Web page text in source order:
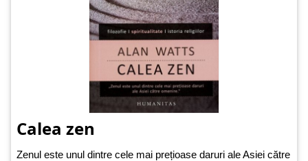
Calea zen
Zenul este unul dintre cele mai prețioase daruri ale Asiei către